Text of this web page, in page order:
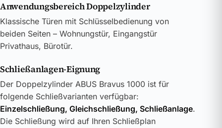
Anwendungsbereich Doppelzylinder
Klassische Türen mit Schlüsselbedienung von
beiden Seiten – Wohnungstür, Eingangstür
Privathaus, Bürotür.
Schließanlagen-Eignung
Der Doppelzylinder ABUS Bravus 1000 ist für
folgende Schließvarianten verfügbar:
Einzelschließung, Gleichschließung, Schließanlage.
Die Schließung wird auf Ihren Schließplan